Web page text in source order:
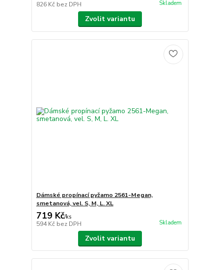
826 Kč bez DPH Skladem
Zvolit variantu
Dámské propínací pyžamo 2561-Megan,
smetanová, vel. S, M, L. XL
719 Kč/ks
594 Kč bez DPH Skladem
Zvolit variantu